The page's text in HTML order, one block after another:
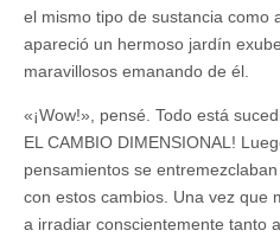
el mismo tipo de sustancia como
apareció un hermoso jardín
maravillosos emanando de él.
«¡Wow!», pensé. Todo está
EL CAMBIO DIMENSIONAL!
pensamientos se
con estos cambios. Una vez que
a irradiar conscientemente tanto